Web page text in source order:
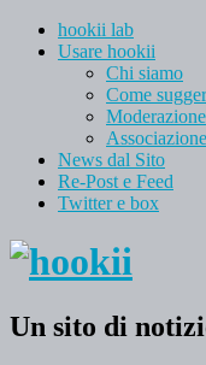
hookii lab
Usare hookii
Chi siamo
Come
Moderazione
News dal Sito
Re-Post e Feed
Twitter e box
Un sito di